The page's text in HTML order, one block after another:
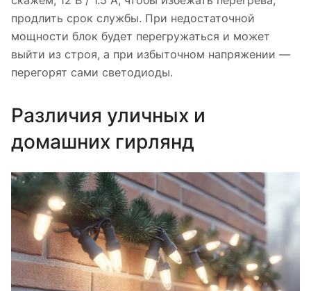
продлить срок службы. При недостаточной
мощности блок будет перегружаться и может
выйти из строя, а при избыточном напряжении —
перегорят сами светодиоды.
Различия уличных и
домашних гирлянд